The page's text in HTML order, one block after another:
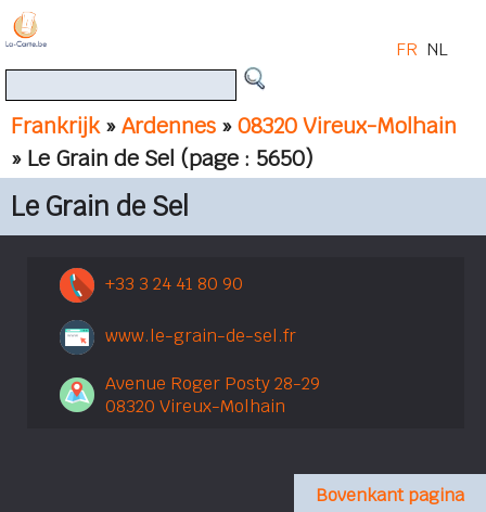
Frankrijk»Ardennes »08320 Vireux-Molhain
» Le Grain de Sel (page : 5650)
FR NL
Le Grain de Sel
+33 3 24 41 80 90
www.le-grain-de-sel.fr
Avenue Roger Posty 28-29
08320 Vireux-Molhain
Bovenkant pagina